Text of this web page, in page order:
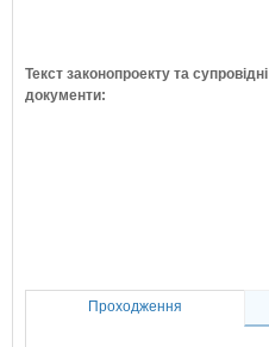
Текст законопроекту та супровідні
документи:
Проходження